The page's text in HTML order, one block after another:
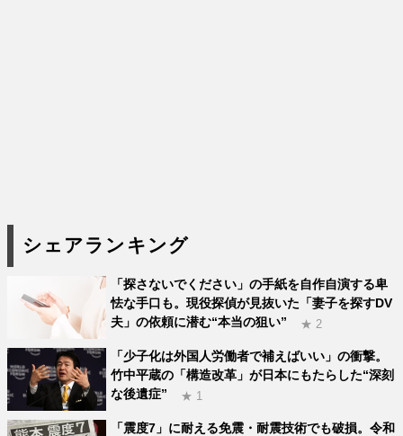
シェアランキング
「探さないでください」の手紙を自作自演する卑
怯な手口も。現役探偵が見抜いた「妻子を探すDV
夫」の依頼に潜む“本当の狙い”
★ 2
「少子化は外国人労働者で補えばいい」の衝撃。
竹中平蔵の「構造改革」が日本にもたらした“深刻
な後遺症”
★ 1
「震度7」に耐える免震・耐震技術でも破損。令和